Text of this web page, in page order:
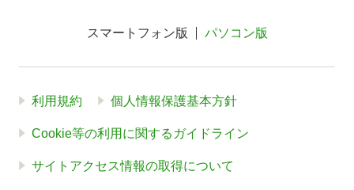
スマートフォン版 パソコン版
利用規約 個人情報保護基本方針
Cookie等の利用に関するガイドライン
サイトアクセス情報の取得について